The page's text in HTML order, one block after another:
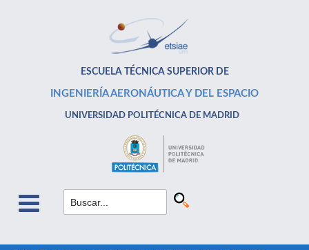
ESCUELA TÉCNICA SUPERIOR DE
INGENIERÍA AERONÁUTICA Y DEL ESPACIO
UNIVERSIDAD POLITÉCNICA DE MADRID